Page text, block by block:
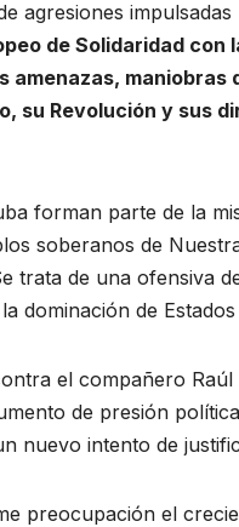
agresiones
de Solidaridad con
amenazas,
su Revolución y sus
forman parte de la
soberanos de
trata de una ofensiva
dominación de
el compañero
de presión
nuevo intento de
preocupación el